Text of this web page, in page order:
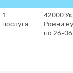
1
послуга
42000
Ромни
по 26-